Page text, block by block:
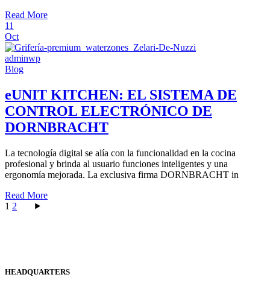
Read More
11
Oct
adminwp
Blog
eUNIT KITCHEN: EL SISTEMA DE
CONTROL ELECTRÓNICO DE
DORNBRACHT
La tecnología digital se alía con la funcionalidad en la cocina
profesional y brinda al usuario funciones inteligentes y una
ergonomía mejorada. La exclusiva firma DORNBRACHT in
Read More
Paginación
1 2
HEADQUARTERS